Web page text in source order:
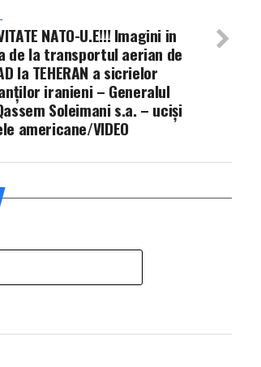
NATO-U.E!!! Imagini in
de la transportul aerian de
la TEHERAN a sicrielor
iranieni – Generalul
Soleimani s.a. – uciși
americane/VIDEO